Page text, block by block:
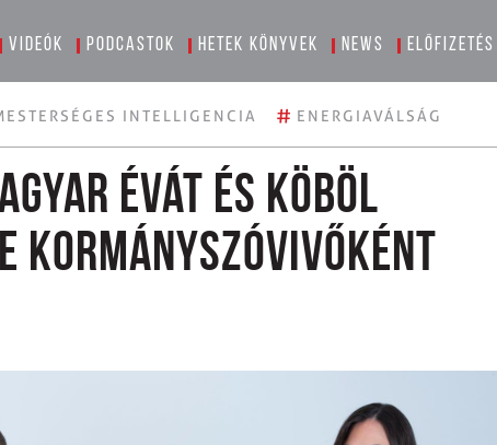
Videók Podcastok Hetek könyvek News Előfizetés
INTELLIGENCIA # ENERGIAVÁLSÁG
Évát és Köböl
kormányszóvivőként